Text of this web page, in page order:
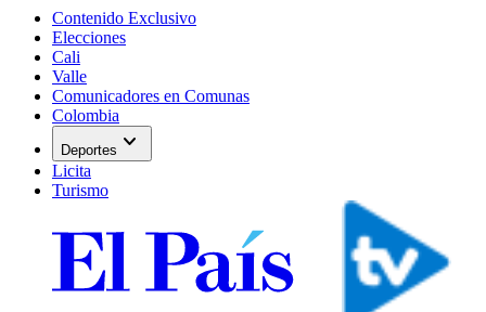
Contenido Exclusivo
Elecciones
Cali
Valle
Comunicadores en Comunas
Colombia
Deportes expand_more
Licita
Turismo